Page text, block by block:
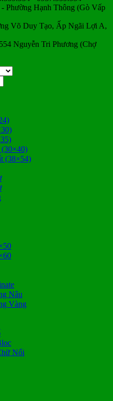
Phường Hạnh Thông (Gò Vấp
Võ Duy Tạo, Ấp Ngãi Lợi A,
Nguyễn Tri Phương (Chợ
(38×54)
Nâu
Vàng
Nổi